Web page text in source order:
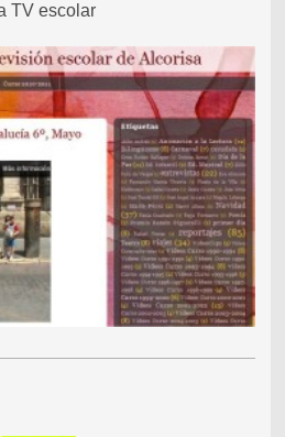
escolar